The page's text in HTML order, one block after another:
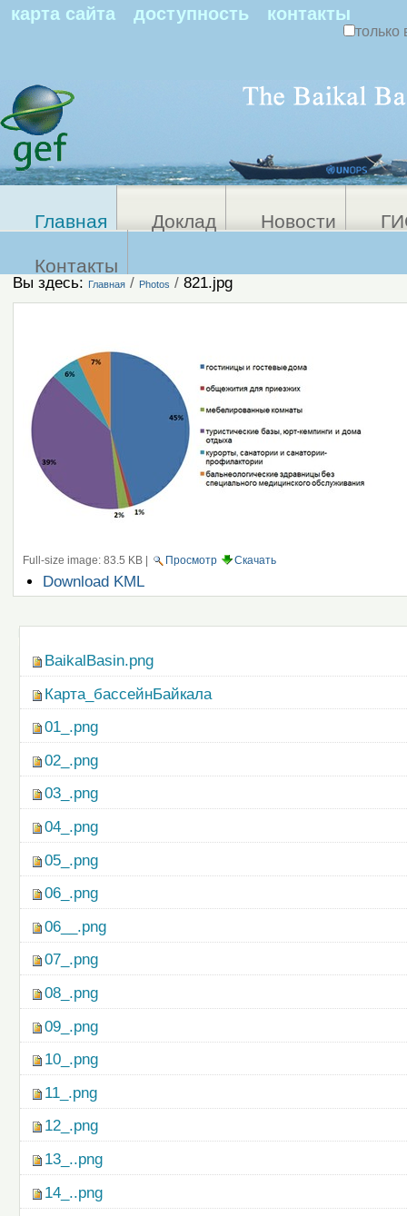
карта сайта доступность контакты
только
Главная Доклад Новости
Контакты
Вы здесь: Главная / Photos / 821.jpg
Full-size image: 83.5 KB| Просмотр Скачать
Операции
с
Download KML
BaikalBasin.png
Карта_бассейнБайкала
01_.png
02_.png
03_.png
04_.png
05_.png
06_.png
06__.png
07_.png
08_.png
09_.png
10_.png
11_.png
12_.png
13_..png
14_..png